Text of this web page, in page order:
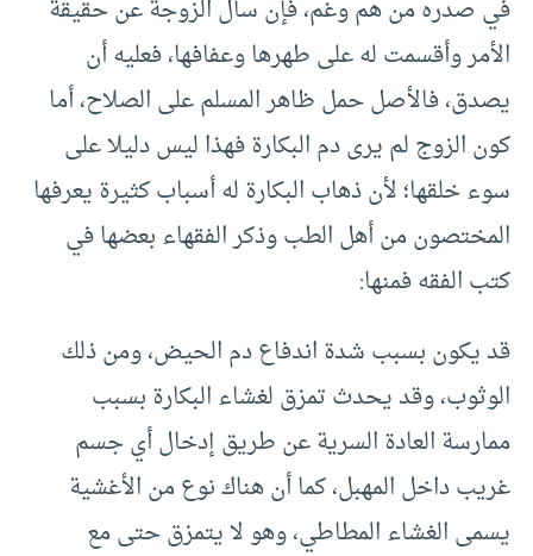
في صدره من هم وغم، فإن سأل الزوجة عن حقيقة
الأمر وأقسمت له على طهرها وعفافها، فعليه أن
يصدق، فالأصل حمل ظاهر المسلم على الصلاح، أما
كون الزوج لم يرى دم البكارة فهذا ليس دليلا على
سوء خلقها؛ لأن ذهاب البكارة له أسباب كثيرة يعرفها
المختصون من أهل الطب وذكر الفقهاء بعضها في
كتب الفقه فمنها:
قد يكون بسبب شدة اندفاع دم الحيض، ومن ذلك
الوثوب، وقد يحدث تمزق لغشاء البكارة بسبب
ممارسة العادة السرية عن طريق إدخال أي جسم
غريب داخل المهبل، كما أن هناك نوع من الأغشية
يسمى الغشاء المطاطي، وهو لا يتمزق حتى مع